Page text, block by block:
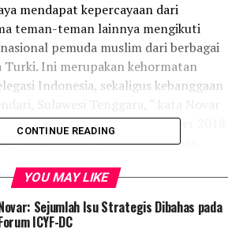
mendapat kepercayaan dari
teman-teman lainnya mengikuti
pemuda muslim dari berbagai
Turki. Ini merupakan kehormatan
Indonesia, sekaligus kebanggaan
Sabtu malam 20 Oktober 2018
menuju Turki di Bandara
dari keluarga Nasrun Latjinta,
Islam untuk Dialog dan Kerja
CONTINUE READING
YOU MAY LIKE
Sejumlah Isu Strategis Dibahas pada
ICYF-DC